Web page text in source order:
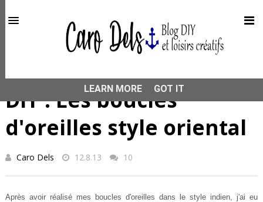
DIY : Les boucles
d'oreilles style oriental
Caro Dels 12.8.13 10
Après avoir réalisé mes boucles d'oreilles dans le style indien, j'ai eu
This site uses cookies from Google to deliver its services
and to analyze traffic. Your IP address and user-agent are
shared with Google along with performance and security
metrics to ensure quality of service, generate usage
LEARN MORE
GOT IT